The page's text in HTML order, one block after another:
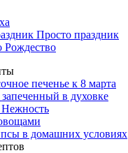
Просто праздник
Рождество
печенье к 8 марта
в духовке
в домашних условиях